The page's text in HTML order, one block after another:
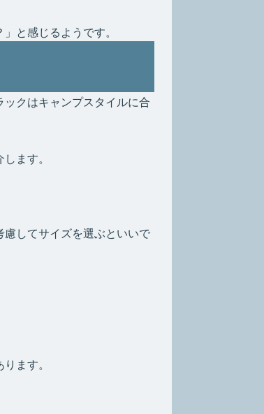
と感じるようです。
クはキャンプスタイルに合
ます。
してサイズを選ぶといいで
ます。